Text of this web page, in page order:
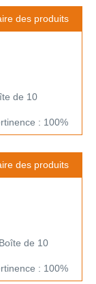
des produits
de 10
: 100%
des produits
de 10
: 100%